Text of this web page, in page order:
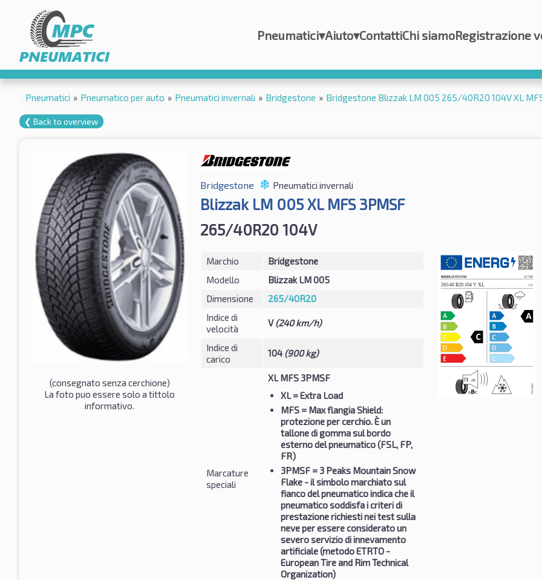
Pneumatici▾Aiuto▾ContattiChi siamoRegistrazione
Pneumatici » Pneumatico per auto » Pneumatici invernali » Bridgestone » Bridgestone Blizzak LM 005 265/40R20 104V XL
❮ Back to overview
(consegnato senza cerchione)
La foto puo essere solo a tittolo
informativo.
Bridgestone Pneumatici invernali
Blizzak LM 005 XL MFS 3PMSF
265/40R20 104V
Marchio
Bridgestone
Modello
Blizzak LM 005
Dimensione
265/40R20
Indice di
velocità
V(240 km/h)
Indice di
carico
104 (900 kg)
Marcature
speciali
XL MFS 3PMSF
XL= Extra Load
MFS= Max flangia Shield:
protezione per cerchio. È un
tallone di gomma sul bordo
esterno del pneumatico (FSL, FP,
FR)
3PMSF= 3 Peaks Mountain Snow
Flake - il simbolo marchiato sul
fianco del pneumatico indica che il
pneumatico soddisfa i criteri di
prestazione richiesti nei test sulla
neve per essere considerato un
severo servizio di innevamento
artificiale (metodo ETRTO -
European Tire and Rim Technical
Organization)